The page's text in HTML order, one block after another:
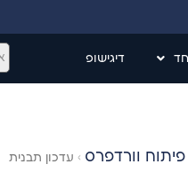
דיגישופ
פיתוח וורדפרס › עדכון תבנית